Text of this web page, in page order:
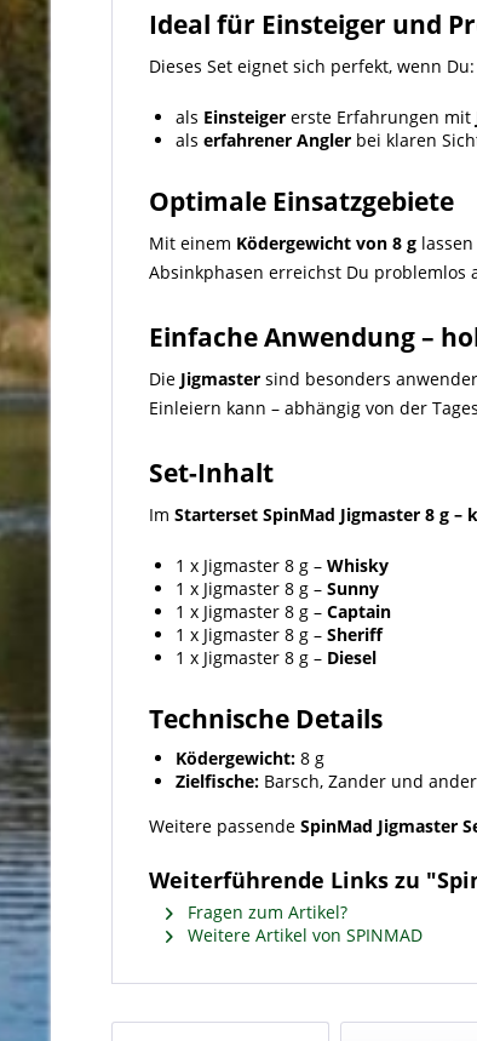
Ideal für Einsteiger und
Dieses Set eignet sich perfekt, wenn Du:
als Einsteiger erste Erfahrungen mit
als erfahrener Angler bei klaren
Optimale Einsatzgebiete
Mit einem Ködergewicht von 8 g
Absinkphasen erreichst Du problemlos
Einfache Anwendung –
Die Jigmaster sind besonders
Einleiern kann – abhängig von der
Set-Inhalt
Im Starterset SpinMad Jigmaster 8 g –
1 x Jigmaster 8 g – Whisky
1 x Jigmaster 8 g – Sunny
1 x Jigmaster 8 g – Captain
1 x Jigmaster 8 g – Sheriff
1 x Jigmaster 8 g – Diesel
Technische Details
Ködergewicht: 8 g
Zielfische: Barsch, Zander und
Weitere passende SpinMad Jigmaster
Weiterführende Links zu
Fragen zum Artikel?
Weitere Artikel von SPINMAD